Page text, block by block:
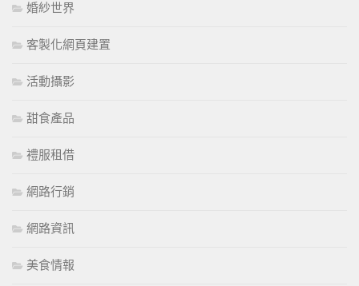
婚紗世界
客製化網頁建置
活動攝影
甜食產品
禮服租借
網路行銷
網路資訊
美食情報